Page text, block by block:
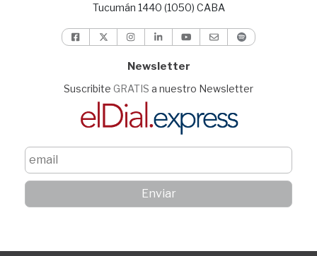
Tucumán 1440 (1050) CABA
Newsletter
Suscribite GRATIS a nuestro Newsletter